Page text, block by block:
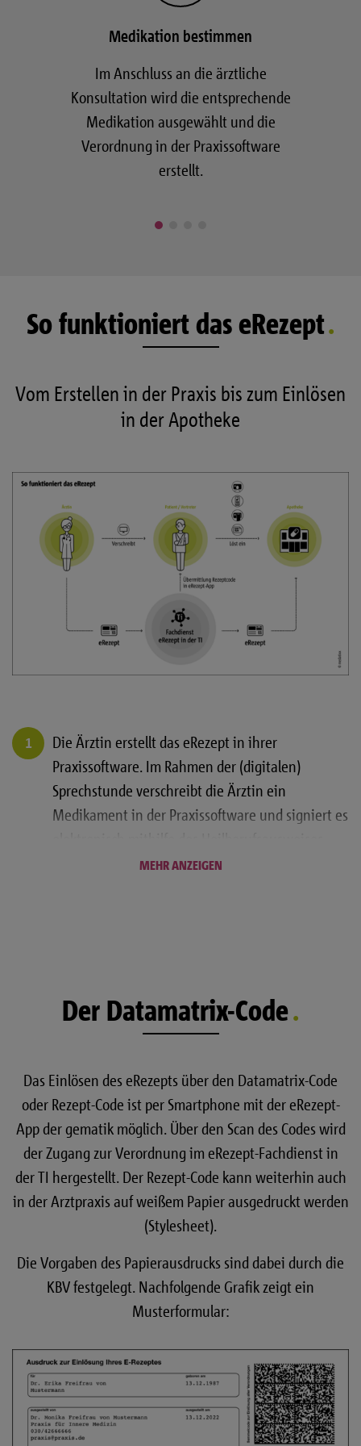
Medikation bestimmen
Im Anschluss an die ärztliche
Konsultation wird die entsprechende
Medikation ausgewählt und die
Verordnung in der Praxissoftware
erstellt.
So funktioniert das eRezept
Vom Erstellen in der Praxis bis zum Einlösen
in der Apotheke
Die Ärztin erstellt das eRezept in ihrer
Praxissoftware. Im Rahmen der (digitalen)
Sprechstunde verschreibt die Ärztin ein
Medikament in der Praxissoftware und signiert es
(eHBA). Gleichzeitig wird ein Datamatrix-Code als
Telematikinfrastruktur verschlüsselt und können
von berechtigten Apotheken mittels der
App der gematik, einer speziellen App mittels
CardLink-Verfahren oder über den Scan des
Datamatrix-Codes auf dem Papierausdruck vom
eRezept-Fachdienst in der TI abgerufen werden.
Der Patient weist das eRezept einer Apotheke zu.
Der Patient kann über seine eRezept-App der
gematik die Verfügbarkeit der Medikation bei
Apotheken digital anfragen. Als Voraussetzung
gilt, dass die Apotheke an die TI angeschlossen
Zuweisung des Datamatrix-Codes an die
Apotheke vor Ort oder an eine Versandapotheke.
Mittels des E-Health-CardLink-Verfahrens ist die
Einlösung des eRezepts auch über zugelassene
MEHR ANZEIGEN
Der Datamatrix-Code
Das Einlösen des eRezepts über den Datamatrix-Code
oder Rezept-Code ist per Smartphone mit der eRezept-
App der gematik möglich. Über den Scan des Codes wird
der Zugang zur Verordnung im eRezept-Fachdienst in
der TI hergestellt. Der Rezept-Code kann weiterhin auch
in der Arztpraxis auf weißem Papier ausgedruckt werden
(Stylesheet).
Die Vorgaben des Papierausdrucks sind dabei durch die
KBV festgelegt. Nachfolgende Grafik zeigt ein
Musterformular: